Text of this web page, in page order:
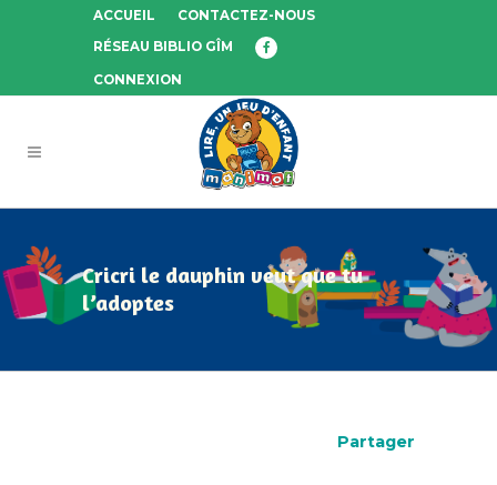
ACCUEIL
CONTACTEZ-NOUS
RÉSEAU BIBLIO GÎM
CONNEXION
Cricri le dauphin veut que tu
l’adoptes
Partager